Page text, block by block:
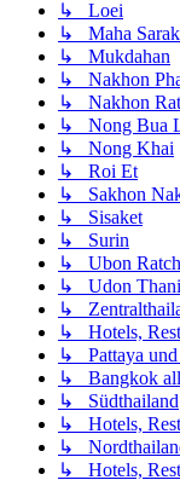
↳ Loei
↳ Maha
↳ Mukdahan
↳ Nakhon
↳ Nakhon
↳ Nong Bua
↳ Nong Khai
↳ Roi Et
↳ Sakhon
↳ Sisaket
↳ Surin
↳ Ubon
↳ Udon Thani
↳
↳ Hotels,
↳ Pattaya und
↳ Bangkok
↳ Südthailand
↳ Hotels,
↳
↳ Hotels,